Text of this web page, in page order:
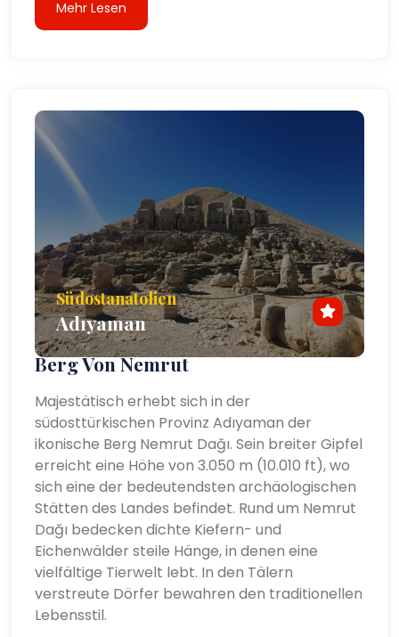
Mehr Lesen
Südostanatolien
Adıyaman
Berg Von Nemrut
Majestätisch erhebt sich in der
südosttürkischen Provinz Adıyaman der
ikonische Berg Nemrut Dağı. Sein breiter Gipfel
erreicht eine Höhe von 3.050 m (10.010 ft), wo
sich eine der bedeutendsten archäologischen
Stätten des Landes befindet. Rund um Nemrut
Dağı bedecken dichte Kiefern- und
Eichenwälder steile Hänge, in denen eine
vielfältige Tierwelt lebt. In den Tälern
verstreute Dörfer bewahren den traditionellen
Lebensstil.